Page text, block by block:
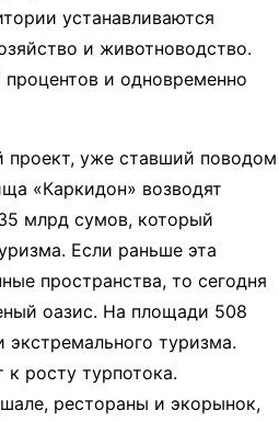
устанавливаются
и животноводство.
и одновременно
уже ставший поводом
«Каркидон» возводят
млрд сумов, который
Если раньше эта
пространства, то сегодня
оазис. На площади 508
туризма.
росту турпотока.
рестораны и экорынок,